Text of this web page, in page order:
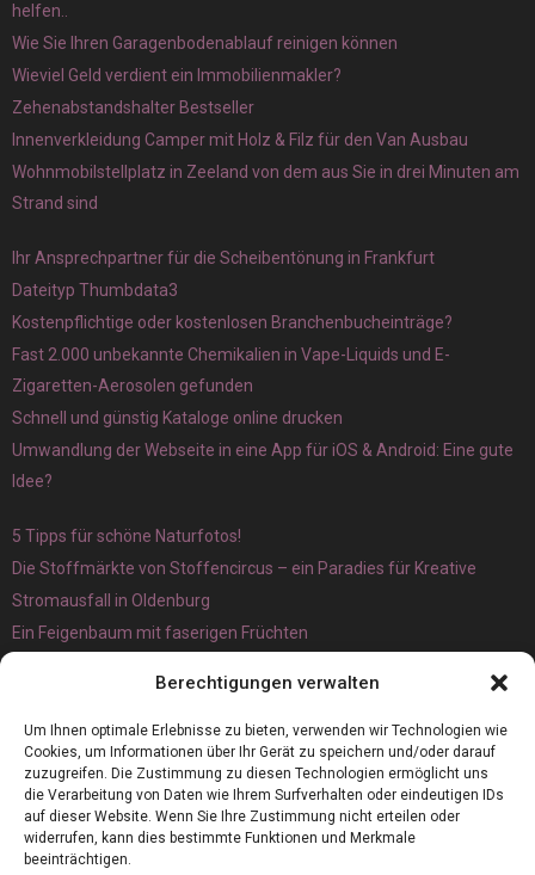
Berechtigungen verwalten
Um Ihnen optimale Erlebnisse zu bieten, verwenden wir Technologien wie
Cookies, um Informationen über Ihr Gerät zu speichern und/oder darauf
zuzugreifen. Die Zustimmung zu diesen Technologien ermöglicht uns
die Verarbeitung von Daten wie Ihrem Surfverhalten oder eindeutigen IDs
auf dieser Website. Wenn Sie Ihre Zustimmung nicht erteilen oder
widerrufen, kann dies bestimmte Funktionen und Merkmale
beeinträchtigen.
helfen..
Wie Sie Ihren Garagenbodenablauf reinigen können
Wieviel Geld verdient ein Immobilienmakler?
Zehenabstandshalter Bestseller
Innenverkleidung Camper mit Holz & Filz für den Van Ausbau
Wohnmobilstellplatz in Zeeland von dem aus Sie in drei Minuten am
Strand sind
Ihr Ansprechpartner für die Scheibentönung in Frankfurt
Dateityp Thumbdata3
Kostenpflichtige oder kostenlosen Branchenbucheinträge?
Fast 2.000 unbekannte Chemikalien in Vape-Liquids und E-
Zigaretten-Aerosolen gefunden
Schnell und günstig Kataloge online drucken
Umwandlung der Webseite in eine App für iOS & Android: Eine gute
Idee?
5 Tipps für schöne Naturfotos!
Die Stoffmärkte von Stoffencircus – ein Paradies für Kreative
Stromausfall in Oldenburg
Ein Feigenbaum mit faserigen Früchten
Magnetangeln